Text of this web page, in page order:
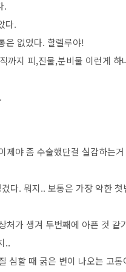
.
다.
은 없었다. 할렐루야!
까지 피,진물,분비물 이런게 하
야 좀 수술했단걸 실감하는
다. 뭐지.. 보통은 가장 약한
가 생겨 두번째에 아픈 것 같
..
심할 때 굵은 변이 나오는 고통